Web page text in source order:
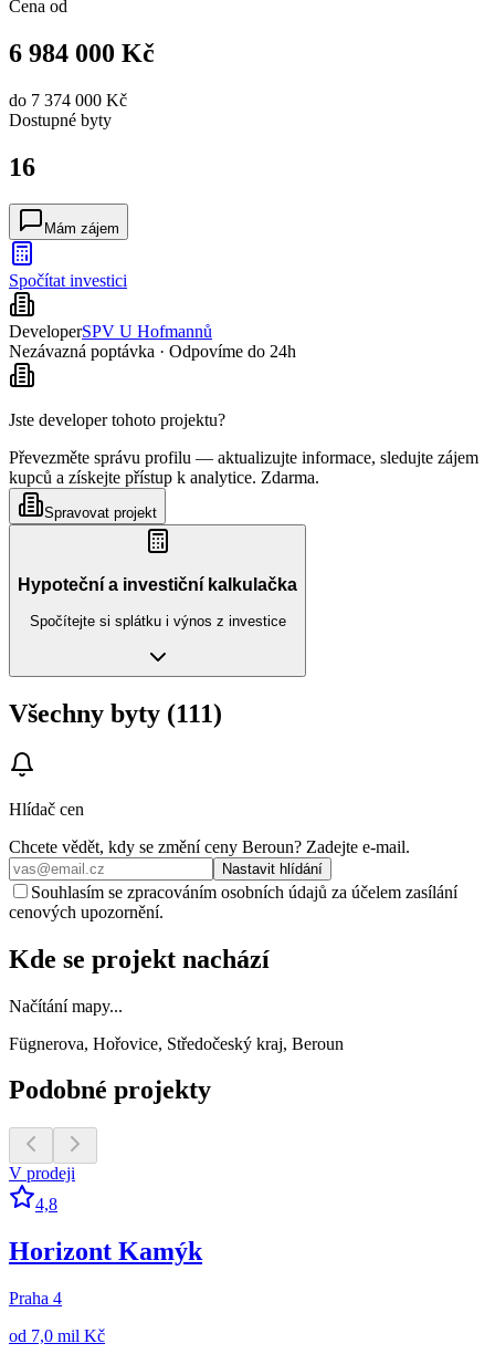
Cena od
6 984 000 Kč
do 7 374 000 Kč
Dostupné byty
16
Mám zájem
Spočítat investici
DeveloperSPV U Hofmannů
Nezávazná poptávka · Odpovíme do 24h
Jste developer tohoto projektu?
Převezměte správu profilu — aktualizujte informace, sledujte zájem
kupců a získejte přístup k analytice. Zdarma.
Spravovat projekt
Hypoteční a investiční kalkulačka
Spočítejte si splátku i výnos z investice
Všechny byty (111)
Hlídač cen
Chcete vědět, kdy se změní ceny Beroun? Zadejte e‑mail.
Nastavit hlídání
Souhlasím se zpracováním osobních údajů za účelem zasílání
cenových upozornění.
Kde se projekt nachází
Načítání mapy...
Fügnerova, Hořovice, Středočeský kraj, Beroun
Podobné projekty
V prodeji
4,8
Horizont Kamýk
Praha 4
od 7,0 mil Kč